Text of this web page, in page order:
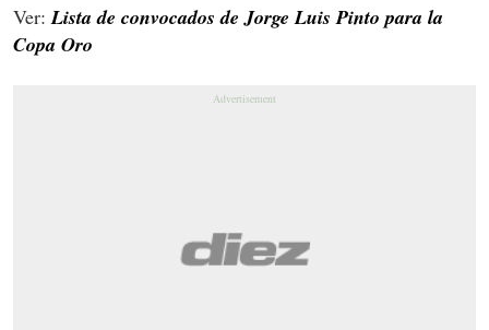
Ver:Lista de convocados de Jorge Luis Pinto para la
Copa Oro